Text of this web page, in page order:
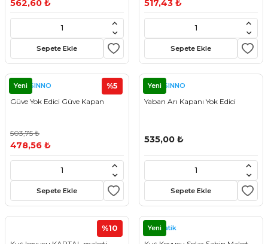
562,60 ₺
Sepete Ekle
517,43 ₺
Sepete Ekle
Yeni
SWISSINNO
Güve Yok Edici Güve Kapan
%5
503,75 ₺
478,56 ₺
Sepete Ekle
Yeni
SWISSINNO
Yaban Arı Kapanı Yok Edici
535,00 ₺
Sepete Ekle
%10 Yeni
Kovmatik